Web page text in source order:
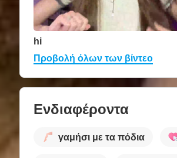
hi
Προβολή όλων των βίντεο
Ενδιαφέροντα
γαμήσι με τα πόδια